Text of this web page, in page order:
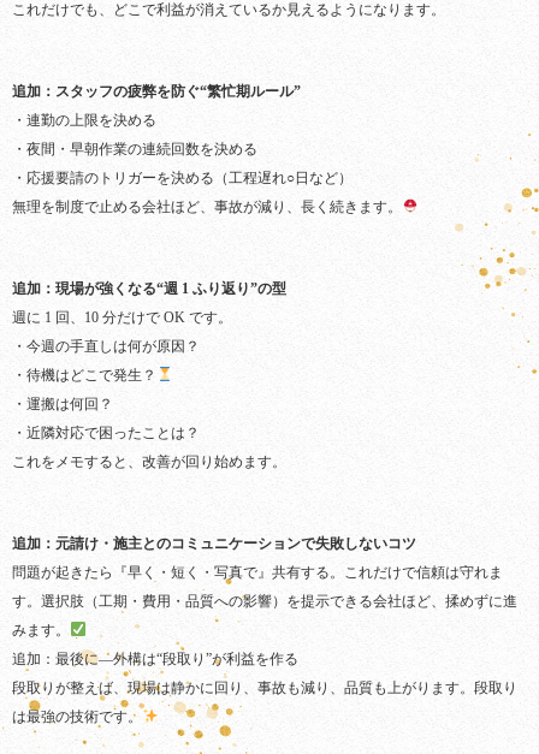
これだけでも、どこで利益が消えているか見えるようになります。
追加：スタッフの疲弊を防ぐ“繁忙期ルール”
・連勤の上限を決める
・夜間・早朝作業の連続回数を決める
・応援要請のトリガーを決める（工程遅れ○日など）
無理を制度で止める会社ほど、事故が減り、長く続きます。
追加：現場が強くなる“週 1 ふり返り”の型
週に 1 回、10 分だけで OK です。
・今週の手直しは何が原因？
・待機はどこで発生？
・運搬は何回？
・近隣対応で困ったことは？
これをメモすると、改善が回り始めます。
追加：元請け・施主とのコミュニケーションで失敗しないコツ
問題が起きたら『早く・短く・写真で』共有する。これだけで信頼は守れま
す。選択肢（工期・費用・品質への影響）を提示できる会社ほど、揉めずに進
みます。
追加：最後に—外構は“段取り”が利益を作る
段取りが整えば、現場は静かに回り、事故も減り、品質も上がります。段取り
は最強の技術です。